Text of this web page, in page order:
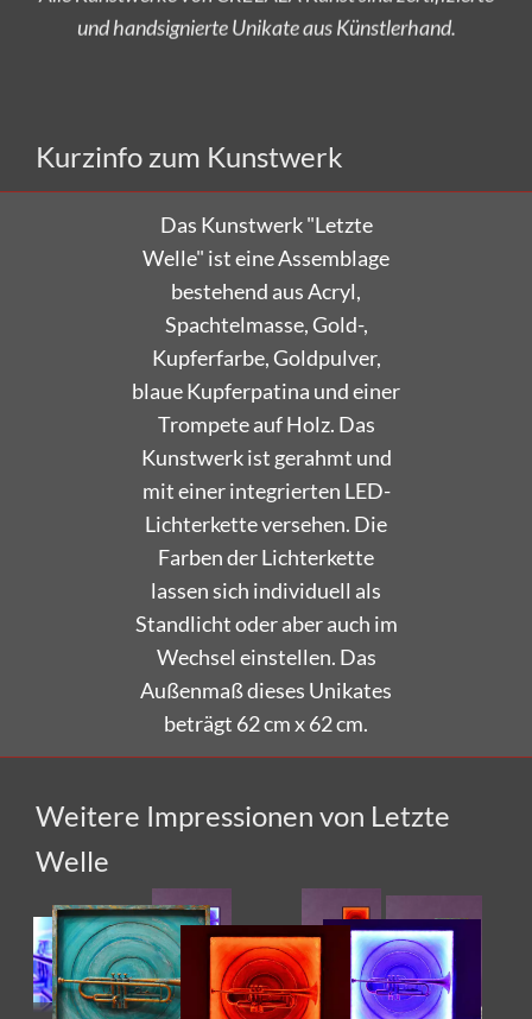
Kurzinfo zum Kunstwerk
Das Kunstwerk "Letzte
Welle" ist eine Assemblage
bestehend aus Acryl,
Spachtelmasse, Gold-,
Kupferfarbe, Goldpulver,
blaue Kupferpatina und einer
Trompete auf Holz. Das
Kunstwerk ist gerahmt und
mit einer integrierten LED-
Lichterkette versehen. Die
Farben der Lichterkette
lassen sich individuell als
Standlicht oder aber auch im
Wechsel einstellen. Das
Außenmaß dieses Unikates
beträgt 62 cm x 62 cm.
Weitere Impressionen von Letzte
Welle